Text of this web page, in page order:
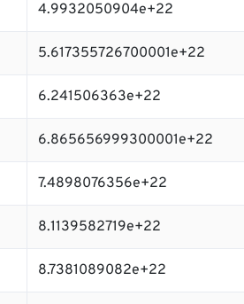
4.9932050904e+22
5.617355726700001e+22
6.241506363e+22
6.865656999300001e+22
7.4898076356e+22
8.1139582719e+22
8.7381089082e+22